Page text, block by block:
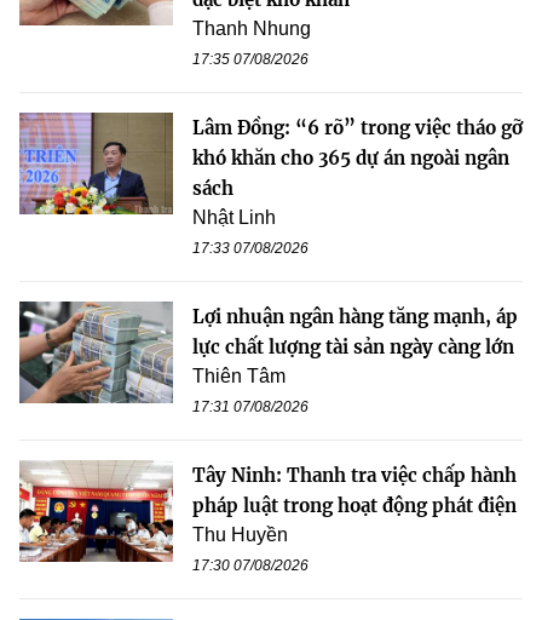
Thanh Nhung
17:35 07/08/2026
Lâm Đồng: “6 rõ” trong việc tháo gỡ
khó khăn cho 365 dự án ngoài ngân
sách
Nhật Linh
17:33 07/08/2026
Lợi nhuận ngân hàng tăng mạnh, áp
lực chất lượng tài sản ngày càng lớn
Thiên Tâm
17:31 07/08/2026
Tây Ninh: Thanh tra việc chấp hành
pháp luật trong hoạt động phát điện
Thu Huyền
17:30 07/08/2026